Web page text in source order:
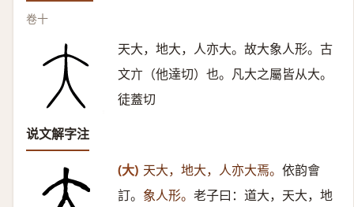
卷十
天大，地大，人亦大。故大象人形。古
文亣（他達切）也。凡大之屬皆从大。
徒蓋切
说文解字注
(大) 天大，地大，人亦大焉。 依韵會
訂。 象人形。 老子曰：道大，天大，地